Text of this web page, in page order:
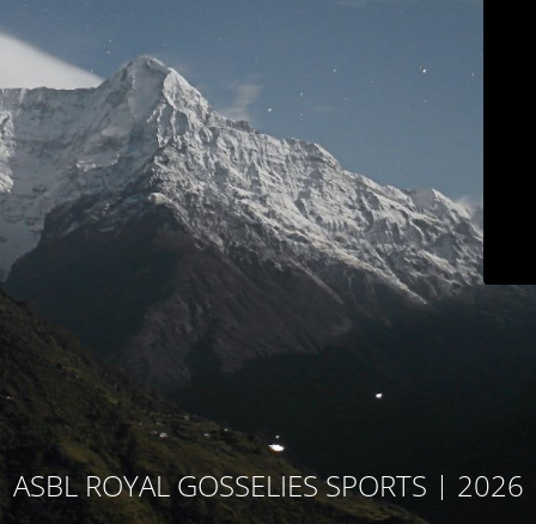
ASBL ROYAL GOSSELIES SPORTS | 2026